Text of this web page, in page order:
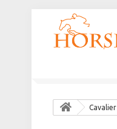
Cavalier